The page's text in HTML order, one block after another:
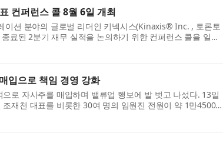
컨퍼런스 콜 8월 6일 개최
이션 분야의 글로벌 리더인 키넥시스(Kinaxis® Inc. , 토론토
료된 2분기 재무 실적을 논의하기 위한 컨퍼런스 콜을 일정
라브(Razat Gaurav) 최고...
입으로 책임 경영 강화
로 자사주를 매입하며 밸류업 행보에 발 벗고 나섰다. 13일
재천 대표를 비롯한 30여 명의 임원진 전원이 약 1만4500주
터 한 주간 장내 매수 방...